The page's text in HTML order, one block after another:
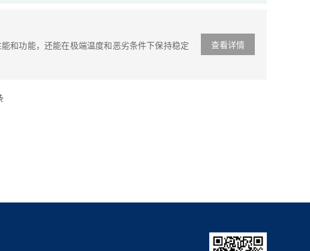
查看详情
和功能，还能在极端温度和恶劣条件下保持稳定